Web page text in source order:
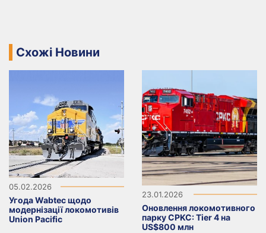
Схожі Новини
05.02.2026
Угода Wabtec щодо
модернізації локомотивів
Union Pacific
23.01.2026
Оновлення локомотивного
парку CPKC: Tier 4 на
US$800 млн